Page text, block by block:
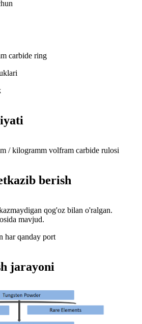
carbide ring
/ kilogramm volfram carbide rulosi
berish
qog'oz bilan o'ralgan.
mavjud.
har qanday port
jarayoni